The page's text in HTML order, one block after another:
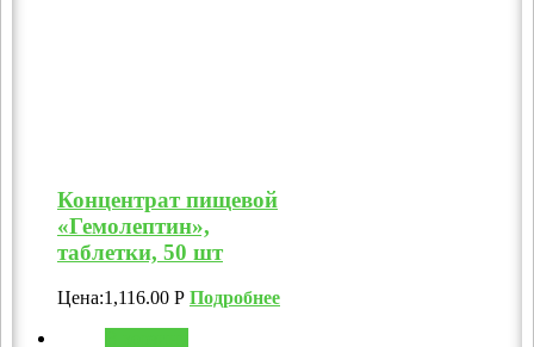
Концентрат пищевой
«Гемолептин»,
таблетки, 50 шт
Цена:1,116.00 Р Подробнее